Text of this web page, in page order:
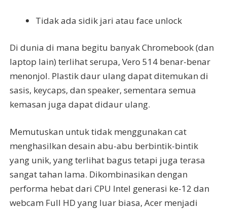
Tidak ada sidik jari atau face unlock
Di dunia di mana begitu banyak Chromebook (dan
laptop lain) terlihat serupa, Vero 514 benar-benar
menonjol. Plastik daur ulang dapat ditemukan di
sasis, keycaps, dan speaker, sementara semua
kemasan juga dapat didaur ulang.
Memutuskan untuk tidak menggunakan cat
menghasilkan desain abu-abu berbintik-bintik
yang unik, yang terlihat bagus tetapi juga terasa
sangat tahan lama. Dikombinasikan dengan
performa hebat dari CPU Intel generasi ke-12 dan
webcam Full HD yang luar biasa, Acer menjadi